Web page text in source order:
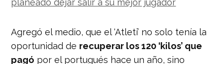
Agregó el medio, que el ‘Atleti’ no solo tenía la
oportunidad de recuperar los 120 ‘kilos’ que
pagó por el portugués hace un año, sino